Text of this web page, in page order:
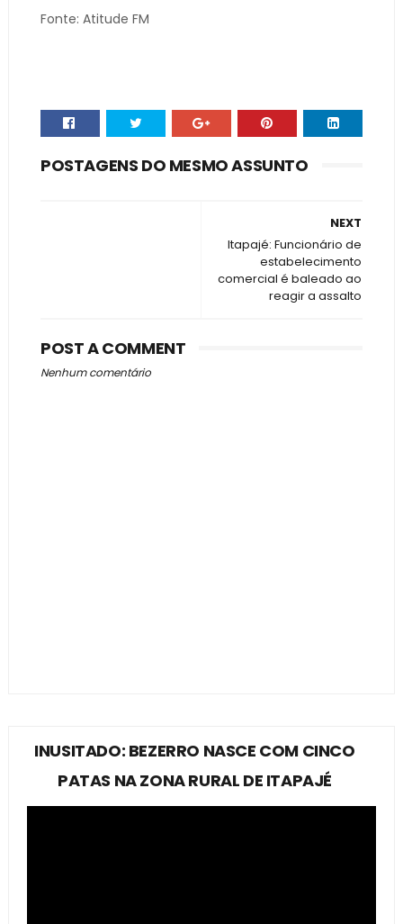
Fonte: Atitude FM
POSTAGENS DO MESMO ASSUNTO
NEXT
Itapajé: Funcionário de
estabelecimento
comercial é baleado ao
reagir a assalto
POST A COMMENT
Nenhum comentário
INUSITADO: BEZERRO NASCE COM CINCO
PATAS NA ZONA RURAL DE ITAPAJÉ